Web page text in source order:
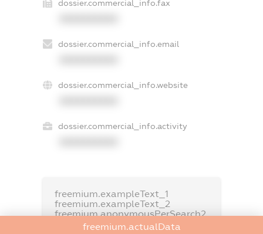
dossier.commercial_info.fax
dossier.commercial_info.email
dossier.commercial_info.website
dossier.commercial_info.activity
freemium.exampleText_1
freemium.exampleText_2
freemium.anonymousPerSearch2
freemium.actualData